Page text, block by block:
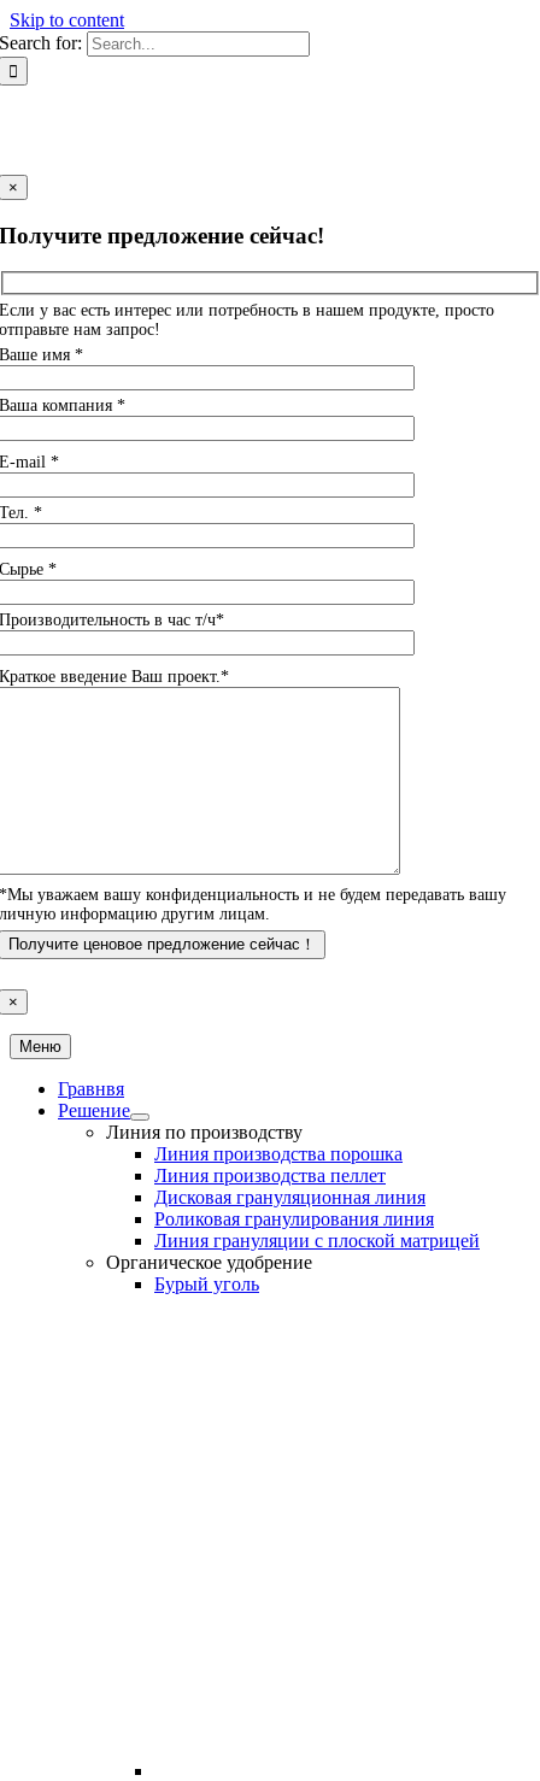
Skip to content
Search for:
×
Получите предложение сейчас!
Если у вас есть интерес или потребность в нашем продукте, просто
отправьте нам запрос!
Ваше имя *
Ваша компания *
E-mail *
Тел. *
Сырье *
Производительность в час т/ч*
Краткое введение Ваш проект.*
*Мы уважаем вашу конфиденциальность и не будем передавать вашу
личную информацию другим лицам.
×
Меню
Гравнвя
Решение
Линия по производству
Линия производства порошка
Линия производства пеллет
Дисковая грануляционная линия
Роликовая гранулирования линия
Линия грануляции с плоской матрицей
Органическое удобрение
Бурый уголь